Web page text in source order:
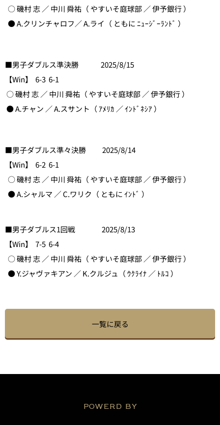
○ 磯村 志 ／ 中川 舜祐（ やすいそ庭球部 ／ 伊予銀行 ）
● A.クリンチャロフ／ A.ライ（ ともに ﾆｭｰｼﾞｰﾗﾝﾄﾞ ）
■男子ダブルス準決勝 2025/8/15
【Win】 6-3 6-1
○ 磯村 志 ／ 中川 舜祐（ やすいそ庭球部 ／ 伊予銀行 ）
● A.チャン ／ A.スサント（ ｱﾒﾘｶ ／ ｲﾝﾄﾞﾈｼｱ ）
■男子ダブルス準々決勝 2025/8/14
【Win】 6-2 6-1
○ 磯村 志 ／ 中川 舜祐（ やすいそ庭球部 ／ 伊予銀行 ）
● A.シャルマ ／ C.ワリク（ ともに ｲﾝﾄﾞ ）
■男子ダブルス1回戦 2025/8/13
【Win】 7-5 6-4
○ 磯村 志 ／中川 舜祐 （ やすいそ庭球部 ／ 伊予銀行 ）
● Y.ジャヴァキアン ／ K.クルジュ（ ｳｸﾗｲﾅ ／ ﾄﾙｺ ）
一覧に戻る
POWERD BY